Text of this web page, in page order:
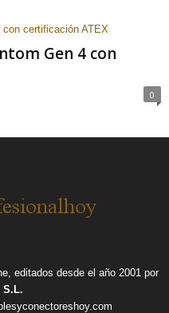
Gen 4 con
0
editados desde el año 2001 por
S.L.